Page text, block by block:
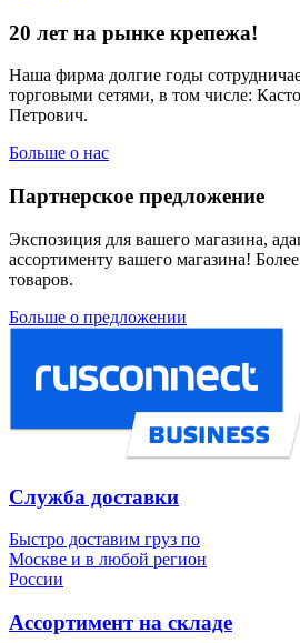
20 лет на рынке крепежа!
Наша фирма долгие годы
торговыми сетями, в том числе:
Петрович.
Больше о нас
Партнерское предложение
Экспозиция для вашего магазина,
ассортименту вашего магазина!
товаров.
Больше о предложении
Служба доставки
Быстро доставим груз по
Москве и в любой регион
России
Ассортимент на складе